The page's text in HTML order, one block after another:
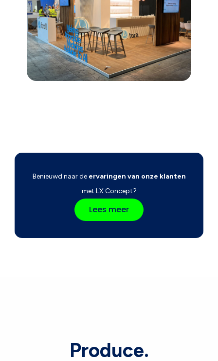
Benieuwd naar de ervaringen van onze klanten
met LX Concept?
Lees meer
Produce.